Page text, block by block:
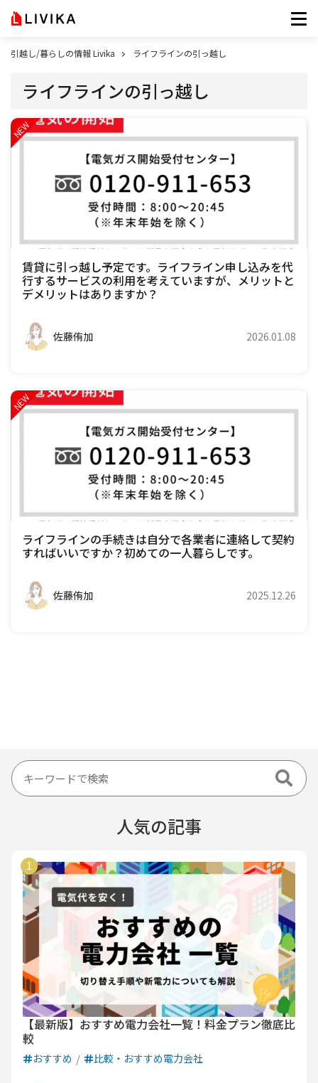
引越し/暮らしの情報 Livika ライフラインの引っ越し
ライフラインの引っ越し
賃貸に引っ越し予定です。ライフライン申し込みを代
行するサービスの利用を考えていますが、メリットと
デメリットはありますか？
佐藤侑加 2026.01.08
ライフラインの手続きは自分で各業者に連絡して契約
すればいいですか？初めての一人暮らしです。
佐藤侑加 2025.12.26
人気の記事
【最新版】おすすめ電力会社一覧！料金プラン徹底比
較
おすすめ 比較・おすすめ電力会社